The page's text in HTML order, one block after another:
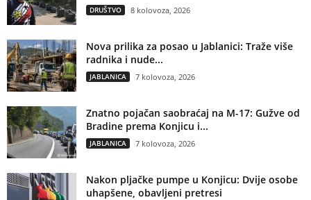
DRUŠTVO 8 kolovoza, 2026
Nova prilika za posao u Jablanici: Traže više
radnika i nude...
JABLANICA 7 kolovoza, 2026
Znatno pojačan saobraćaj na M-17: Gužve od
Bradine prema Konjicu i...
JABLANICA 7 kolovoza, 2026
Nakon pljačke pumpe u Konjicu: Dvije osobe
uhapšene, obavljeni pretresi